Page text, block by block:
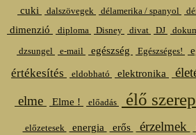
cuki dalszövegek délamerika / spanyol
dimenzió diploma Disney divat DJ
dzsungel e-mail egészség Egészséges!
értékesítés
eldobható elektronika
elme Elme ! előadás élő
előzetesek energia erős érzelmek